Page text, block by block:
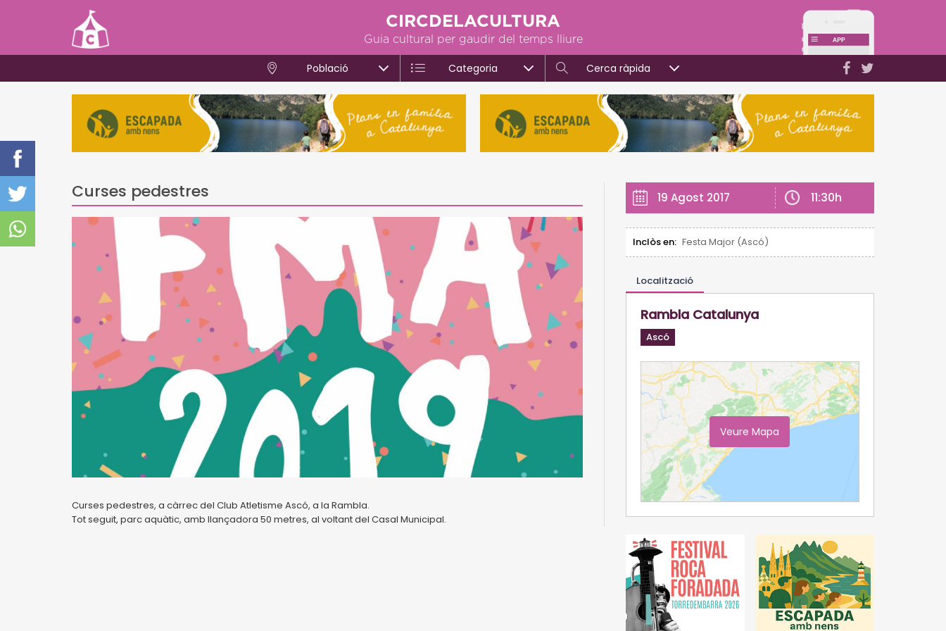
CIRCDELACULTURA
Guia cultural per gaudir del temps lliure
Població Categoria Cerca ràpida
Curses pedestres
Curses pedestres, a càrrec del Club Atletisme Ascó, a la Rambla.
Tot seguit, parc aquàtic, amb llançadora 50 metres, al voltant del Casal Municipal.
19 Agost 2017 11:30h
Inclòs en: Festa Major (Ascó)
Localització
Rambla Catalunya
Ascó
Veure Mapa